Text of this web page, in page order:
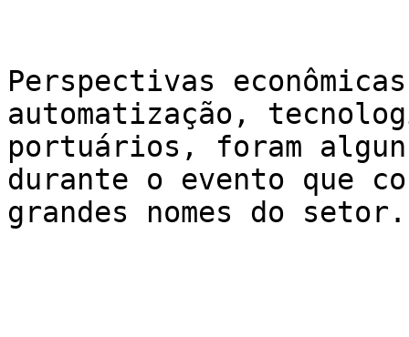
Perspectivas
automatização,
portuários, foram
durante o evento que
grandes nomes do setor.